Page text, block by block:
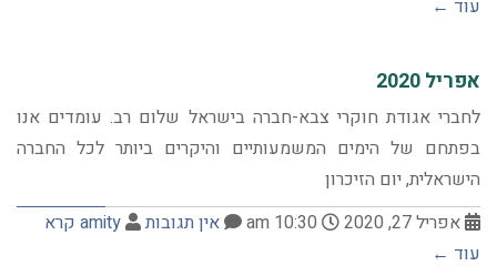
עוד ←
אפריל 2020
לחברי אגודת חוקרי צבא-חברה בישראל שלום רב. עומדים אנו
בפתחם של הימים המשמעותיים והיקרים ביותר לכל החברה
הישראלית, יום הזיכרון
אפריל 27, 2020
אין תגובות amity קרא
עוד ←